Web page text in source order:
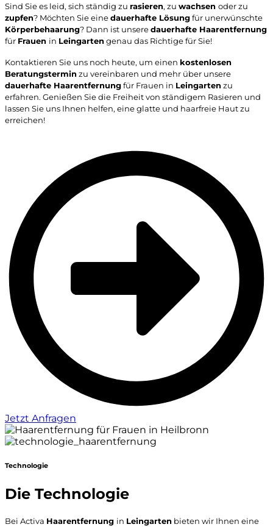
Sind Sie es leid, sich ständig zu rasieren, zu wachsen oder zu
zupfen? Möchten Sie einedauerhafte Lösungfür unerwünschte
Körperbehaarung? Dann ist unseredauerhafte Haarentfernung
für Frauen in Leingartengenau das Richtige für Sie!
Kontaktieren Sie uns noch heute, um einen kostenlosen
Beratungsterminzu vereinbaren und mehr über unsere
dauerhafte Haarentfernungfür Frauen in Leingartenzu
erfahren. Genießen Sie die Freiheit von ständigem Rasieren und
lassen Sie uns Ihnen helfen, eine glatte und haarfreie Haut zu
erreichen!
Jetzt Anfragen
Technologie
Die Technologie
Bei Activa Haarentfernung in Leingarten bieten wir Ihnen eine